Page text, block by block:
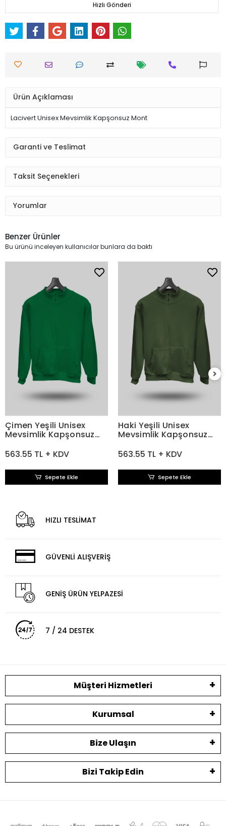
Hızlı Gönderi
Ürün Açıklaması
Lacivert Unisex Mevsimlik Kapşonsuz Mont
Garanti ve Teslimat
Taksit Seçenekleri
Yorumlar
Benzer Ürünler
Bu ürünü inceleyen kullanıcılar bunlara da baktı
Çimen Yeşili Unisex
Mevsimlik Kapşonsuz
563.55 TL + KDV
Sepete Ekle
Haki Yeşili Unisex
Mevsimlik Kapşonsuz
563.55 TL + KDV
Sepete Ekle
HIZLI TESLİMAT
GÜVENLİ ALIŞVERİŞ
GENİŞ ÜRÜN YELPAZESİ
7 / 24 DESTEK
Müşteri Hizmetleri
Kurumsal
Bize Ulaşın
Bizi Takip Edin